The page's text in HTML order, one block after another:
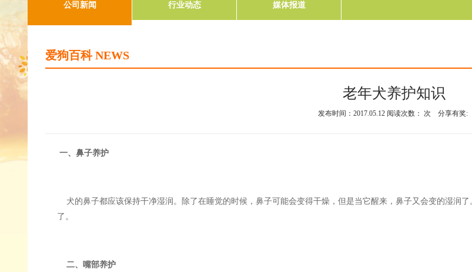
公司新闻 行业动态 媒体报道
爱狗百科 NEWS
老年犬养护知识
发布时间：2017.05.12 阅读次数： 次 分享有奖:
一、鼻子养护
犬的鼻子都应该保持干净湿润。除了在睡觉的时候，鼻子可能会变得干燥，但是当它醒来，鼻子又会变的湿润
了。
二、嘴部养护